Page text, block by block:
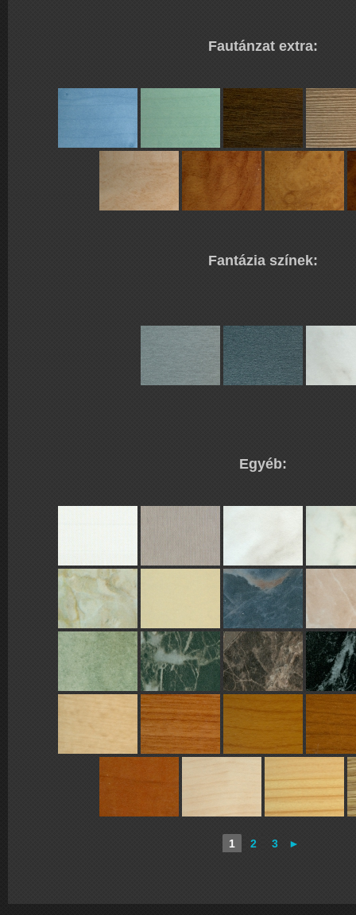
Fautánzat extra:
Fantázia színek:
Egyéb:
1 2 3 ►